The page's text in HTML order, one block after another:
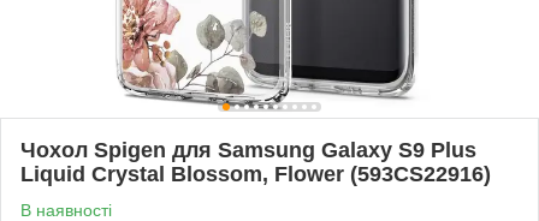
Чохол Spigen для Samsung Galaxy S9 Plus
Liquid Crystal Blossom, Flower (593CS22916)
В наявності